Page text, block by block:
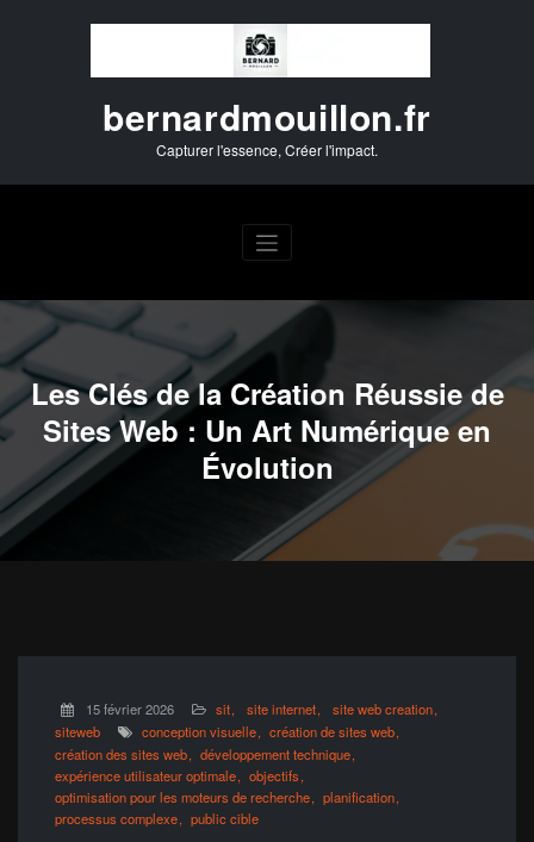
bernardmouillon.fr
Capturer l'essence, Créer l'impact.
Les Clés de la Création Réussie de
Sites Web : Un Art Numérique en
Évolution
15 février 2026 sit site internet
site web creation
siteweb
conception visuelle
création de sites web
création des sites web
développement technique
expérience utilisateur optimale
objectifs
optimisation pour les moteurs de recherche
planification
processus complexe
public cible